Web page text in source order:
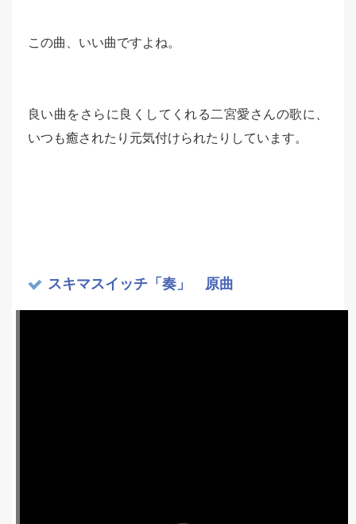
この曲、いい曲ですよね。
良い曲をさらに良くしてくれる二宮愛さんの歌に、
いつも癒されたり元気付けられたりしています。
スキマスイッチ「奏」 原曲